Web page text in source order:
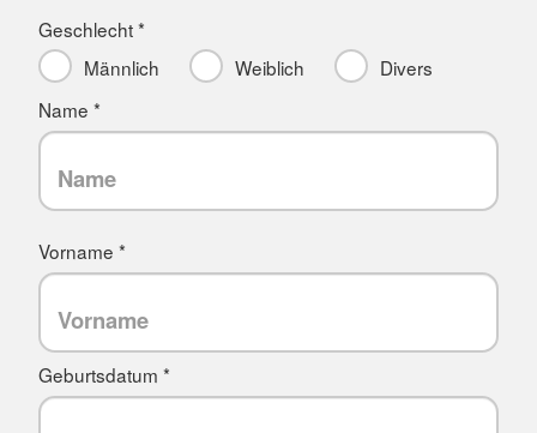
Geschlecht *
Männlich
Weiblich
Divers
Name *
Vorname *
Geburtsdatum *